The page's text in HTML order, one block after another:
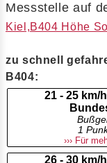
Messstelle auf
Kiel,B404 Höhe
zu schnell
B404:
21 - 25 km/
1
››› Für
26 - 30 km/